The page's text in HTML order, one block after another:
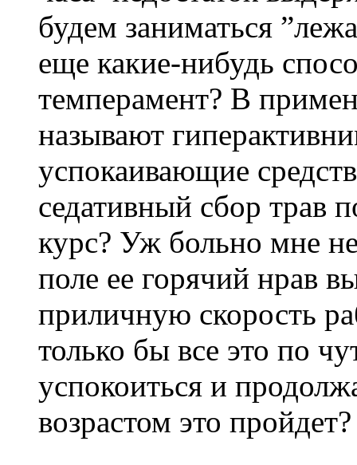
будем заниматься
еще какие-нибудь
темперамент? В
называют
успокаивающие
седативный сбор трав
курс? Уж больно мне
поле ее горячий нрав
приличную скорость
только бы все это по
успокоиться и
возрастом это пройдет?